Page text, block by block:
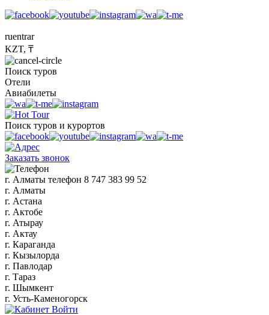
ruentrar
KZT, ₸
Поиск туров
Отели
Авиабилеты
Поиск туров и курортов
Заказать звонок
г. Алматы телефон 8 747 383 99 52
г. Алматы
г. Астана
г. Актобе
г. Атырау
г. Актау
г. Караганда
г. Кызылорда
г. Павлодар
г. Тараз
г. Шымкент
г. Усть-Каменогорск
Войти